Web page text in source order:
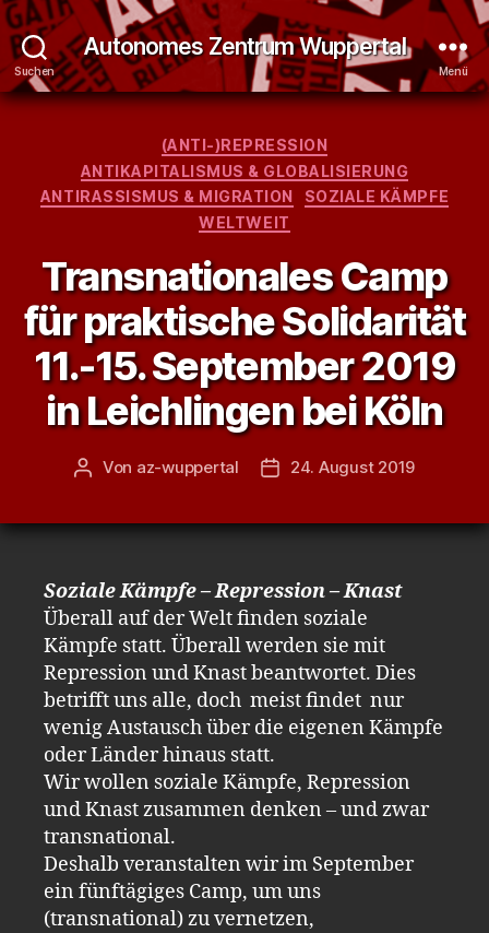
Suchen
Autonomes Zentrum Wuppertal
Menü
Kategorien
(ANTI-)REPRESSION
ANTIKAPITALISMUS & GLOBALISIERUNG
ANTIRASSISMUS & MIGRATION
SOZIALE KÄMPFE
WELTWEIT
Transnationales Camp
für praktische Solidarität
11.-15. September 2019
in Leichlingen bei Köln
Beitragsautor
Von az-wuppertal Veröffentlichungsdatum
24. August 2019
Soziale Kämpfe – Repression – Knast
Überall auf der Welt finden soziale
Kämpfe statt. Überall werden sie mit
Repression und Knast beantwortet. Dies
betrifft uns alle, doch meist findet nur
wenig Austausch über die eigenen Kämpfe
oder Länder hinaus statt.
Wir wollen soziale Kämpfe, Repression
und Knast zusammen denken – und zwar
transnational.
Deshalb veranstalten wir im September
ein fünftägiges Camp, um uns
(transnational) zu vernetzen,